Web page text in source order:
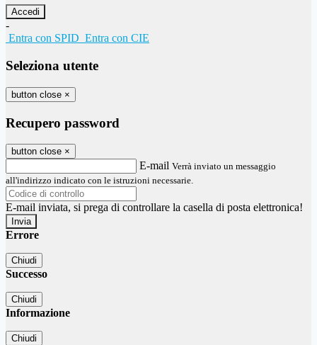
-
Entra con SPID Entra con CIE
Seleziona utente
button close ×
Recupero password
button close ×
E-mail Verrà inviato un messaggio
all'indirizzo indicato con le istruzioni necessarie.
E-mail inviata, si prega di controllare la casella di posta elettronica!
Errore
Chiudi
Successo
Chiudi
Informazione
Chiudi